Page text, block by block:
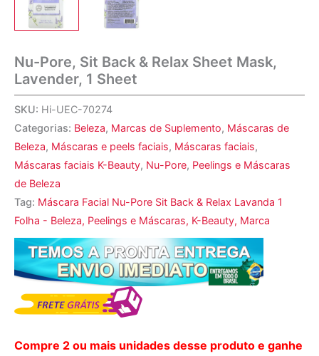
Nu-Pore, Sit Back & Relax Sheet Mask,
Lavender, 1 Sheet
SKU: Hi-UEC-70274
Categorias: Beleza, Marcas de Suplemento, Máscaras de
Beleza, Máscaras e peels faciais, Máscaras faciais,
Máscaras faciais K-Beauty, Nu-Pore, Peelings e Máscaras
de Beleza
Tag: Máscara Facial Nu-Pore Sit Back & Relax Lavanda 1
Folha - Beleza, Peelings e Máscaras, K-Beauty, Marca
Compre 2 ou mais unidades desse produto e ganhe